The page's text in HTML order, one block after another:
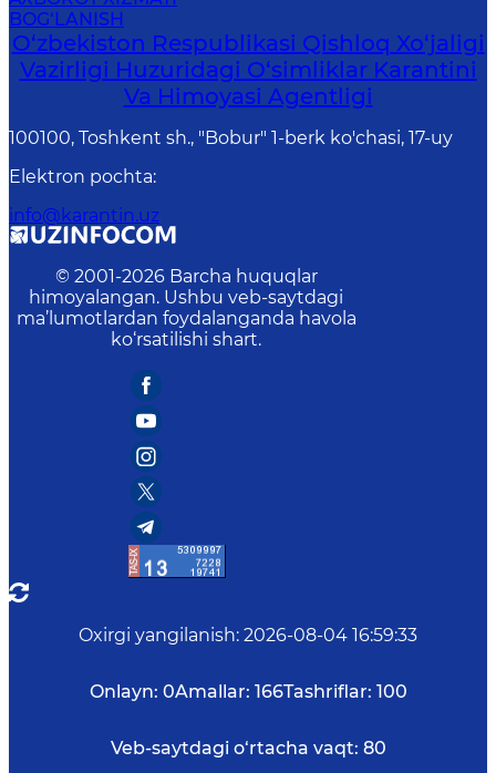
BOG‘LANISH
O‘zbekiston Respublikasi Qishloq Xo‘jaligi
Vazirligi Huzuridagi O‘simliklar Karantini
Va Himoyasi Agentligi
100100, Toshkent sh., "Bobur" 1-berk ko'chasi, 17-uy
Elektron pochta:
info@karantin.uz
© 2001-2026 Barcha huquqlar
himoyalangan. Ushbu veb-saytdagi
ma’lumotlardan foydalanganda havola
ko‘rsatilishi shart.
Oxirgi yangilanish: 2026-08-04 16:59:33
Onlayn: 0Amallar: 166Tashriflar: 100
Veb-saytdagi o‘rtacha vaqt: 80